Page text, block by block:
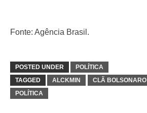
Fonte: Agência Brasil.
POSTED UNDER
POLÍTICA
TAGGED
ALCKMIN CLÃ BOLSONARO
POLÍTICA